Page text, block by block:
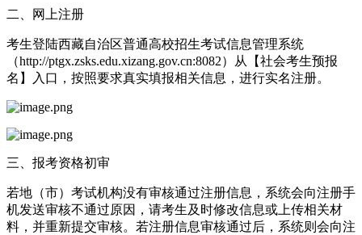
二、网上注册
考生登陆西藏自治区普通高校招生考试信息管理系统
（http://ptgx.zsks.edu.xizang.gov.cn:8082）从【社会考生预报
名】入口，按照要求真实填报相关信息，进行实名注册。
三、报考资格初审
若地（市）考试机构没有审核通过注册信息，系统会向注册手
机发送审核不通过原因，请考生及时修改信息或上传相关材
料，并重新提交审核。若注册信息审核通过后，系统则会向注